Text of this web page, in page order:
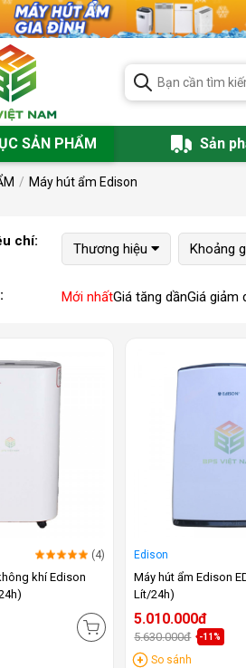
SẢN PHẨM Sản
Máy hút ẩm Edison
chí: Thương hiệu Khoảng
Mới nhấtGiá tăng dầnGiá giảm
(4)
khí Edison
Edison
Máy hút ẩm Edison
Lít/24h)
5.010.000đ
5.630.000đ -11%
So sánh